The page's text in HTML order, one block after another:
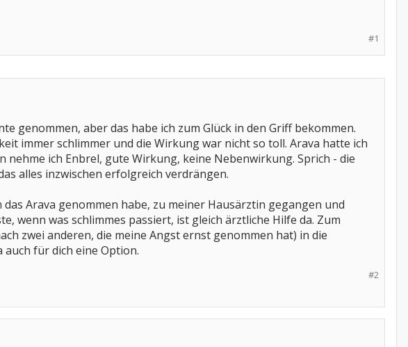
#1
genommen, aber das habe ich zum Glück in den Griff bekommen.
immer schlimmer und die Wirkung war nicht so toll. Arava hatte ich
ich Enbrel, gute Wirkung, keine Nebenwirkung. Sprich - die
alles inzwischen erfolgreich verdrängen.
Arava genommen habe, zu meiner Hausärztin gegangen und
wenn was schlimmes passiert, ist gleich ärztliche Hilfe da. Zum
zwei anderen, die meine Angst ernst genommen hat) in die
auch für dich eine Option.
#2